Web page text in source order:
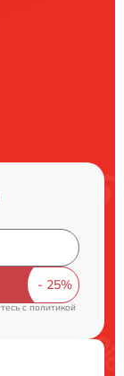
cполитикой